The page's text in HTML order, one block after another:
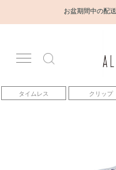
お盆期間中の配
タイムレス クリップ
アカウント
アイテム